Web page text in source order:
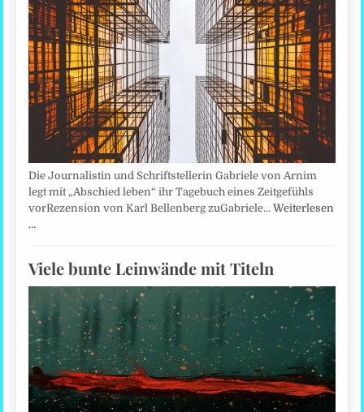
Die Journalistin und Schriftstellerin Gabriele von Arnim
legt mit „Abschied leben“ ihr Tagebuch eines Zeitgefühls
vorRezension von Karl Bellenberg zuGabriele…Weiterlesen
…
Viele bunte Leinwände mit Titeln